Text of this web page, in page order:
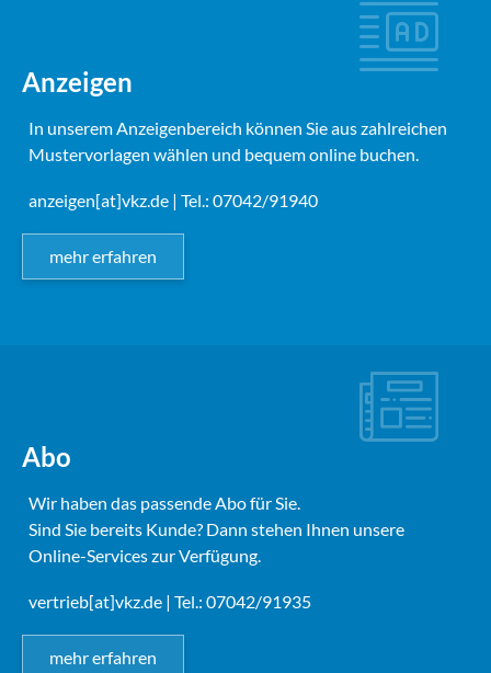
Anzeigen
In unserem Anzeigenbereich können Sie aus zahlreichen
Mustervorlagen wählen und bequem online buchen.
anzeigen[at]vkz.de | Tel.: 07042/91940
mehr erfahren
Abo
Wir haben das passende Abo für Sie.
Sind Sie bereits Kunde? Dann stehen Ihnen unsere
Online-Services zur Verfügung.
vertrieb[at]vkz.de | Tel.: 07042/91935
mehr erfahren